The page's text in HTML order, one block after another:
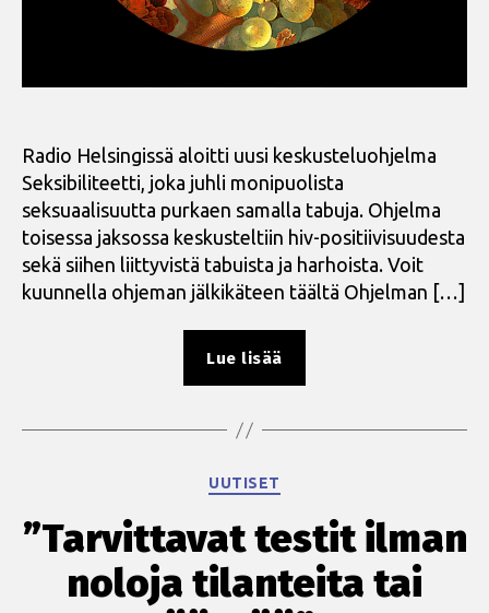
Radio Helsingissä aloitti uusi keskusteluohjelma
Seksibiliteetti, joka juhli monipuolista
seksuaalisuutta purkaen samalla tabuja. Ohjelma
toisessa jaksossa keskusteltiin hiv-positiivisuudesta
sekä siihen liittyvistä tabuista ja harhoista. Voit
kuunnella ohjeman jälkikäteen täältä Ohjelman […]
Lue lisää
–
Positiiviset”
Kategoriat
UUTISET
”Tarvittavat testit ilman
noloja tilanteita tai